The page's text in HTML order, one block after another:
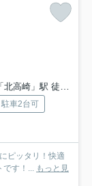
崎」駅 徒歩36分
駐車2台可
ピッタリ！快適
す！...
もっと見